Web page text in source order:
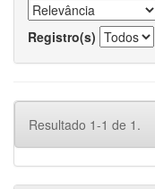
Registro(s)
Resultado 1-1 de 1.